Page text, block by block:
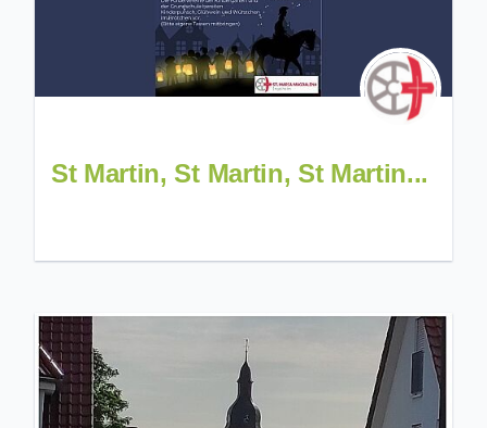
St Martin, St Martin, St Martin...